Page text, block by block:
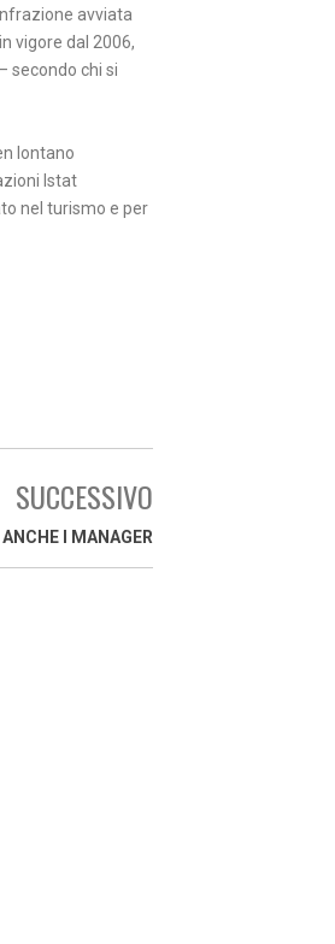
avviata
vigore dal 2006,
secondo chi si
lontano
Istat
nel turismo e per
SUCCESSIVO
I MANAGER